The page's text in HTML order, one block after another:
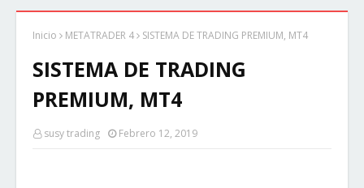
Inicio METATRADER 4 SISTEMA DE TRADING PREMIUM, MT4
SISTEMA DE TRADING
PREMIUM, MT4
susy trading Febrero 12, 2019